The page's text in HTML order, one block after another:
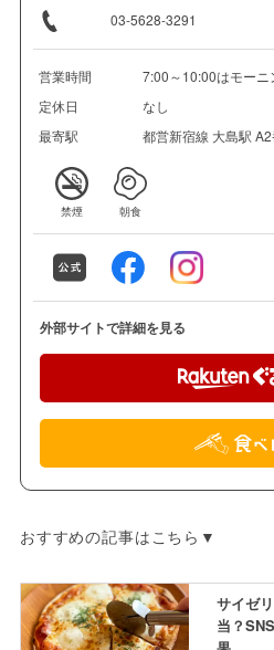
03-5628-3291
営業時間
7:00～10:00はモーニ
定休日
なし
最寄駅
都営新宿線 大島駅 A2
禁煙 朝食
外部サイトで詳細を見る
おすすめの記事はこちら▼
サイゼ
当？